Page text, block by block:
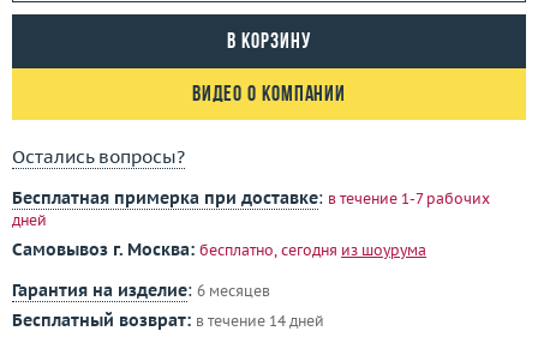
В корзину
Видео о компании
Остались вопросы?
Бесплатная примерка при доставке: в течение 1-7 рабочих
дней
Самовывоз г. Москва: бесплатно, сегодня из шоурума
Гарантия на изделие: 6 месяцев
Бесплатный возврат: в течение 14 дней